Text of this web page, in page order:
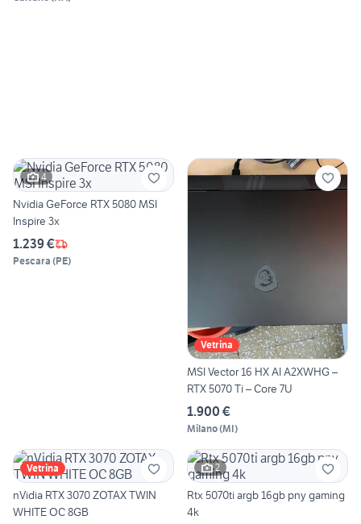
4
Nvidia GeForce RTX 5080 MSI
Inspire 3x
1.239 €
Pescara (PE)
Vetrina
MSI Vector 16 HX AI A2XWHG –
RTX 5070 Ti – Core 7U
1.900 €
Milano(MI)
Vetrina
nVidia RTX 3070 ZOTAX TWIN
WHITE OC 8GB
2
Rtx 5070ti argb 16gb pny gaming
4k